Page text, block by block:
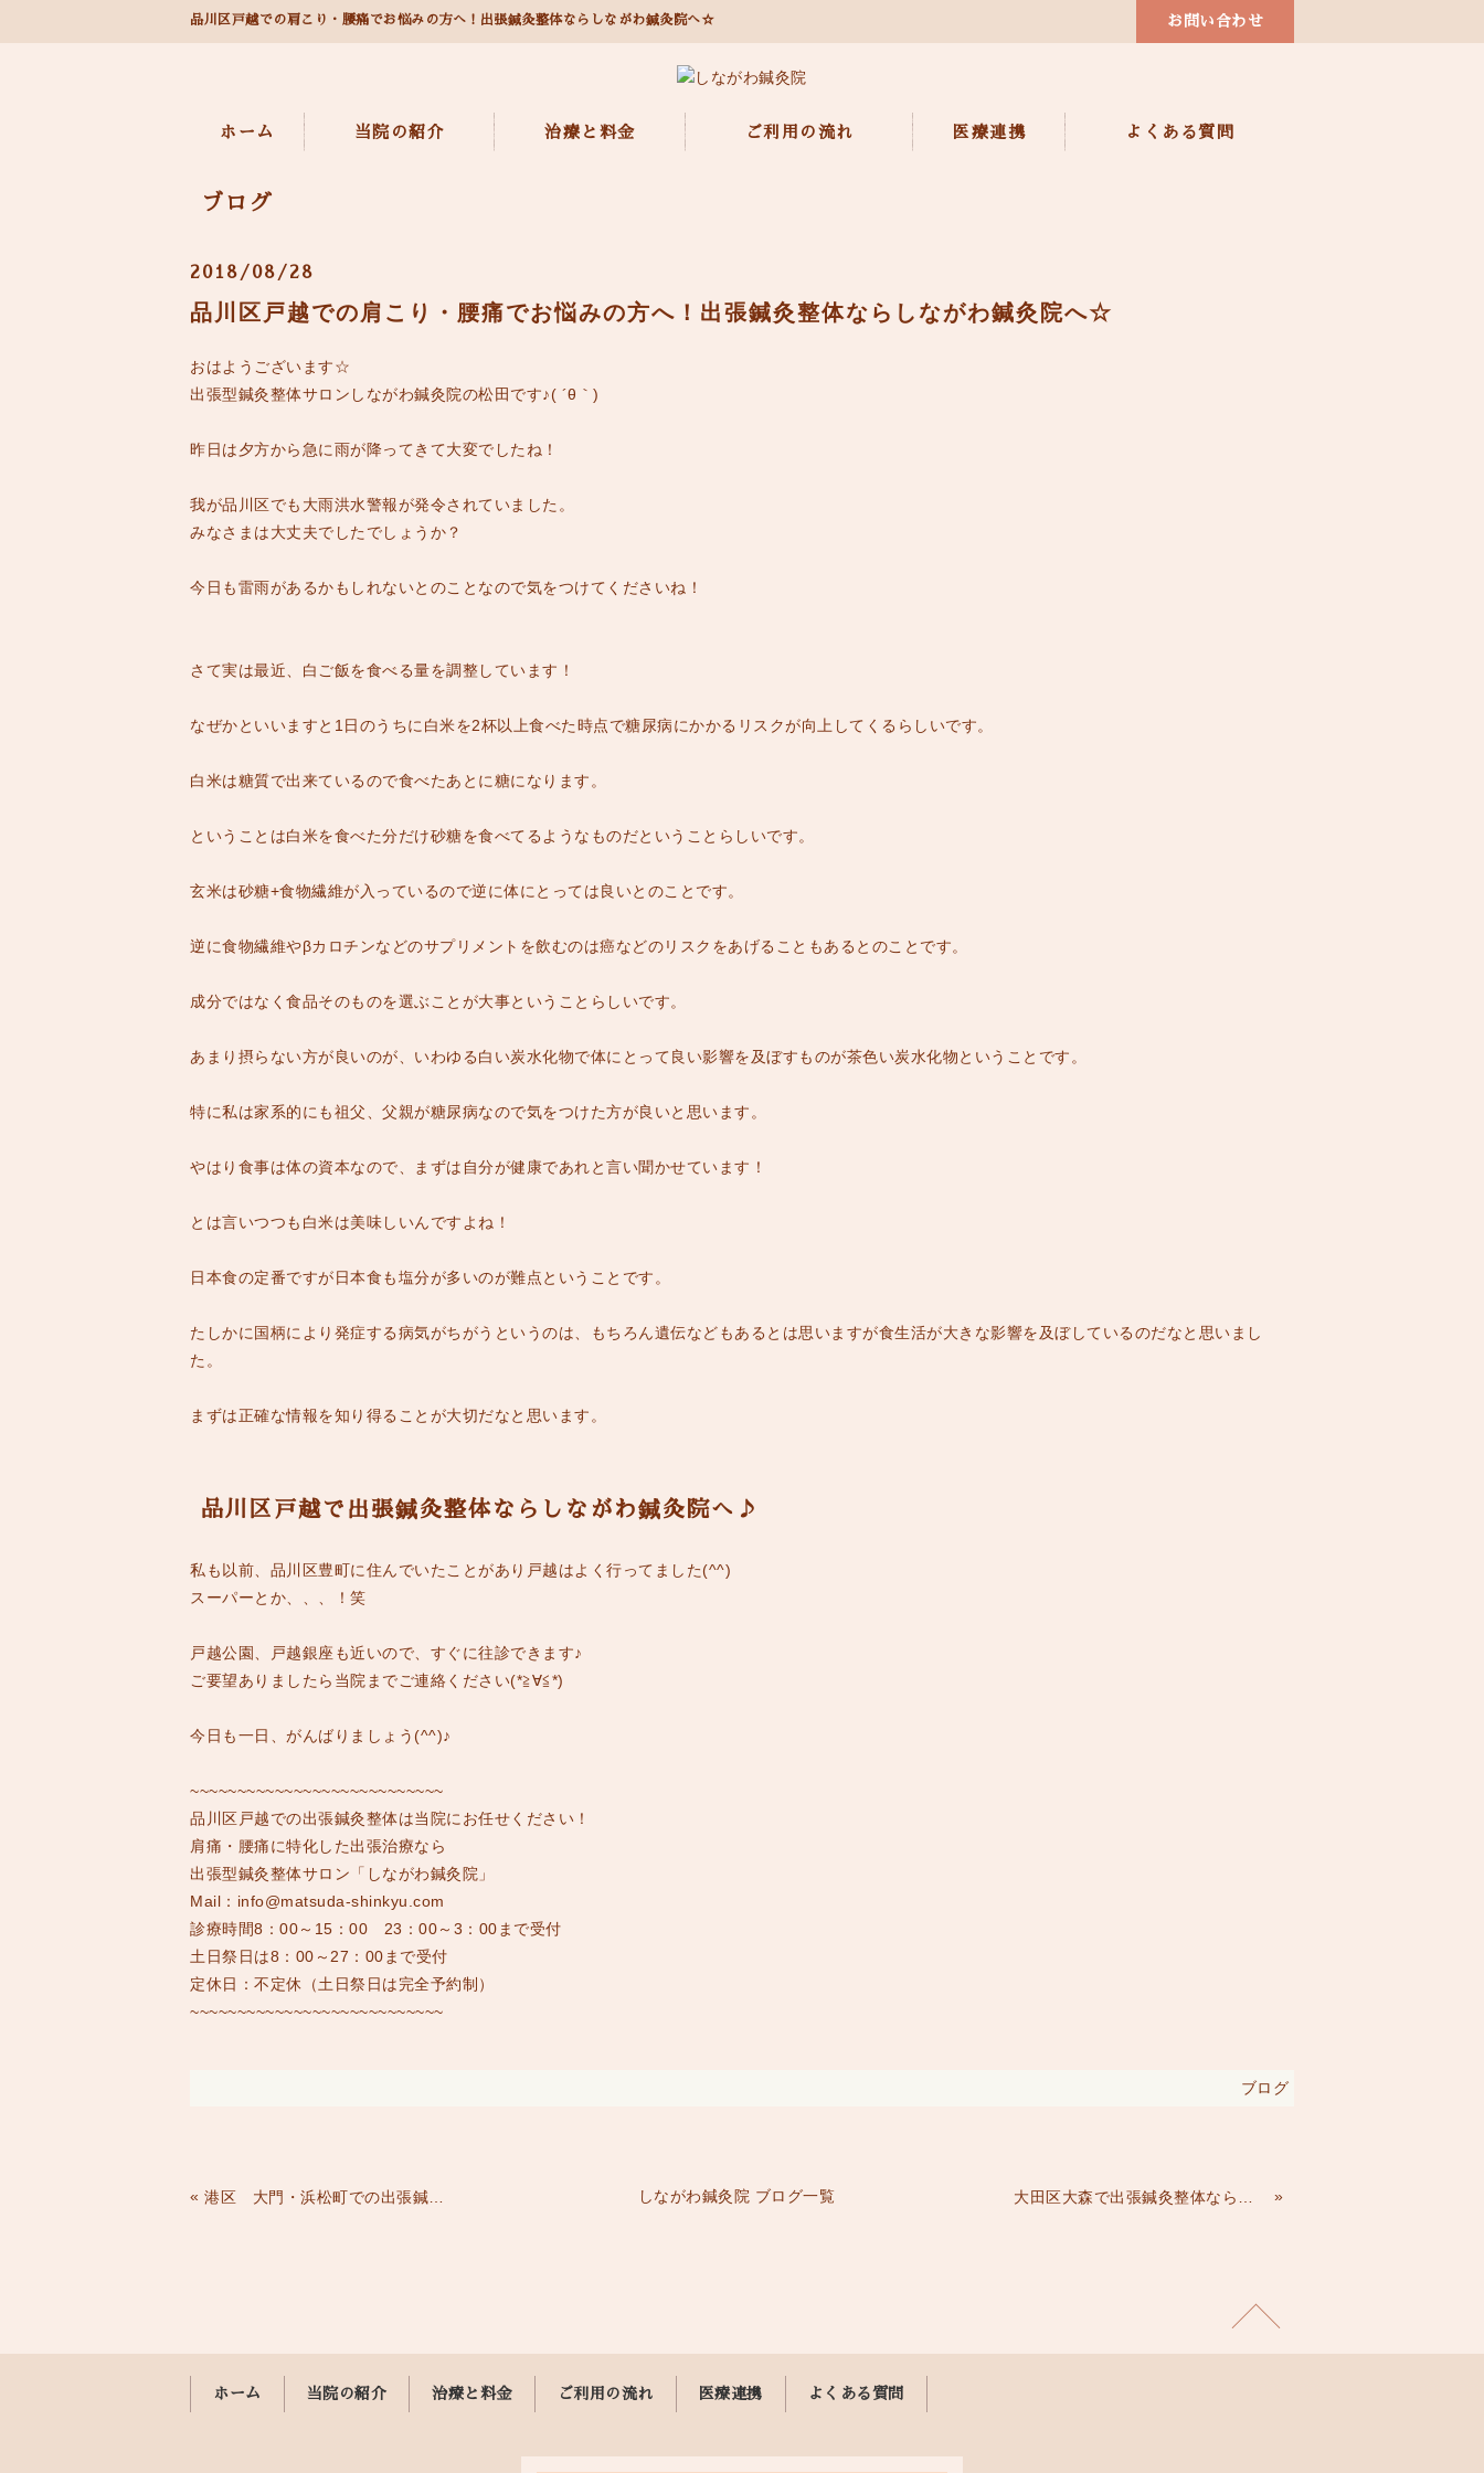
品川区戸越での肩こり・腰痛でお悩みの方へ！出張鍼灸整体ならしながわ鍼灸院へ☆ お問い合わせ
ホーム 当院の紹介 治療と料金 ご利用の流れ 医療連携 よくある質問
ブログ
2018/08/28
品川区戸越での肩こり・腰痛でお悩みの方へ！出張鍼灸整体ならしながわ鍼灸院へ☆
おはようございます☆
出張型鍼灸整体サロンしながわ鍼灸院の松田です♪( ´θ｀)
昨日は夕方から急に雨が降ってきて大変でしたね！
我が品川区でも大雨洪水警報が発令されていました。
みなさまは大丈夫でしたでしょうか？
今日も雷雨があるかもしれないとのことなので気をつけてくださいね！
さて実は最近、白ご飯を食べる量を調整しています！
なぜかといいますと1日のうちに白米を2杯以上食べた時点で糖尿病にかかるリスクが向上してくるらしいです。
白米は糖質で出来ているので食べたあとに糖になります。
ということは白米を食べた分だけ砂糖を食べてるようなものだということらしいです。
玄米は砂糖+食物繊維が入っているので逆に体にとっては良いとのことです。
逆に食物繊維やβカロチンなどのサプリメントを飲むのは癌などのリスクをあげることもあるとのことです。
成分ではなく食品そのものを選ぶことが大事ということらしいです。
あまり摂らない方が良いのが、いわゆる白い炭水化物で体にとって良い影響を及ぼすものが茶色い炭水化物ということです。
特に私は家系的にも祖父、父親が糖尿病なので気をつけた方が良いと思います。
やはり食事は体の資本なので、まずは自分が健康であれと言い聞かせています！
とは言いつつも白米は美味しいんですよね！
日本食の定番ですが日本食も塩分が多いのが難点ということです。
たしかに国柄により発症する病気がちがうというのは、もちろん遺伝などもあるとは思いますが食生活が大きな影響を及ぼしているのだなと思いまし
た。
まずは正確な情報を知り得ることが大切だなと思います。
品川区戸越で出張鍼灸整体ならしながわ鍼灸院へ♪
私も以前、品川区豊町に住んでいたことがあり戸越はよく行ってました(^^)
スーパーとか、、、！笑
戸越公園、戸越銀座も近いので、すぐに往診できます♪
ご要望ありましたら当院までご連絡ください(*≧∀≦*)
今日も一日、がんばりましょう(^^)♪
~~~~~~~~~~~~~~~~~~~~~~~~~~~
品川区戸越での出張鍼灸整体は当院にお任せください！
肩痛・腰痛に特化した出張治療なら
出張型鍼灸整体サロン「しながわ鍼灸院」
Mail ： info@matsuda-shinkyu.com
診療時間8 ： 00～15 ： 00 23 ： 00～3 ： 00 まで受付
土日祭日は8 ： 00 ～ 27 ： 00 まで受付
定休日：不定休（土日祭日は完全予約制）
~~~~~~~~~~~~~~~~~~~~~~~~~~~
ブログ
« しながわ鍼灸院 ブログ一覧 »
ホーム 当院の紹介 治療と料金 ご利用の流れ 医療連携 よくある質問